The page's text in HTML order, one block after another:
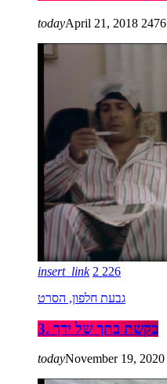
todayApril 21, 2018 2476
insert_link 2 226
גבעת חלפון, הסרט
3. בקשת בתך של ידך
todayNovember 19, 2020